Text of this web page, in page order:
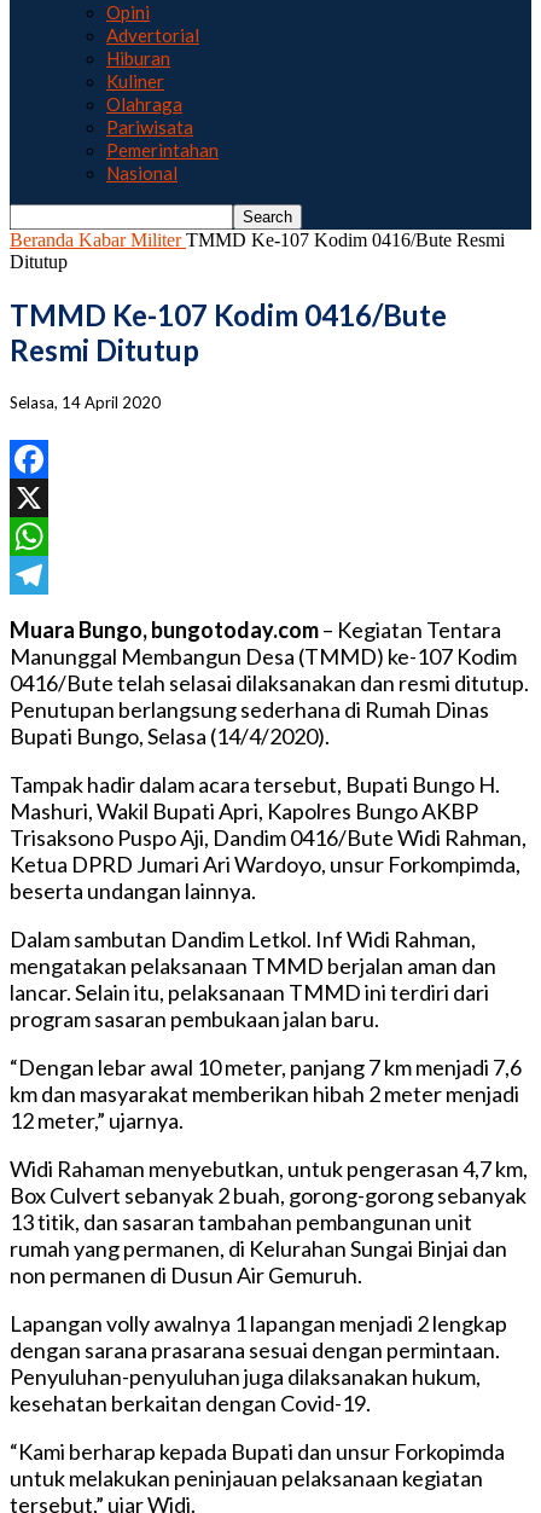
Opini
Advertorial
Hiburan
Kuliner
Olahraga
Pariwisata
Pemerintahan
Nasional
Beranda Kabar Militer TMMD Ke-107 Kodim 0416/Bute Resmi
Ditutup
TMMD Ke-107 Kodim 0416/Bute
Resmi Ditutup
Selasa, 14 April 2020
Facebook
X
WhatsApp
Muara Bungo, bungotoday.com– Kegiatan Tentara
Manunggal Membangun Desa (TMMD) ke-107 Kodim
0416/Bute telah selasai dilaksanakan dan resmi ditutup.
Penutupan berlangsung sederhana di Rumah Dinas
Bupati Bungo, Selasa (14/4/2020).
Tampak hadir dalam acara tersebut, Bupati Bungo H.
Mashuri, Wakil Bupati Apri, Kapolres Bungo AKBP
Trisaksono Puspo Aji, Dandim 0416/Bute Widi Rahman,
Ketua DPRD Jumari Ari Wardoyo, unsur Forkompimda,
beserta undangan lainnya.
Dalam sambutan Dandim Letkol. Inf Widi Rahman,
mengatakan pelaksanaan TMMD berjalan aman dan
lancar. Selain itu, pelaksanaan TMMD ini terdiri dari
program sasaran pembukaan jalan baru.
“Dengan lebar awal 10 meter, panjang 7 km menjadi 7,6
km dan masyarakat memberikan hibah 2 meter menjadi
12 meter,” ujarnya.
Widi Rahaman menyebutkan, untuk pengerasan 4,7 km,
Box Culvert sebanyak 2 buah, gorong-gorong sebanyak
13 titik, dan sasaran tambahan pembangunan unit
rumah yang permanen, di Kelurahan Sungai Binjai dan
non permanen di Dusun Air Gemuruh.
Lapangan volly awalnya 1 lapangan menjadi 2 lengkap
dengan sarana prasarana sesuai dengan permintaan.
Penyuluhan-penyuluhan juga dilaksanakan hukum,
kesehatan berkaitan dengan Covid-19.
“Kami berharap kepada Bupati dan unsur Forkopimda
untuk melakukan peninjauan pelaksanaan kegiatan
tersebut,” ujar Widi.